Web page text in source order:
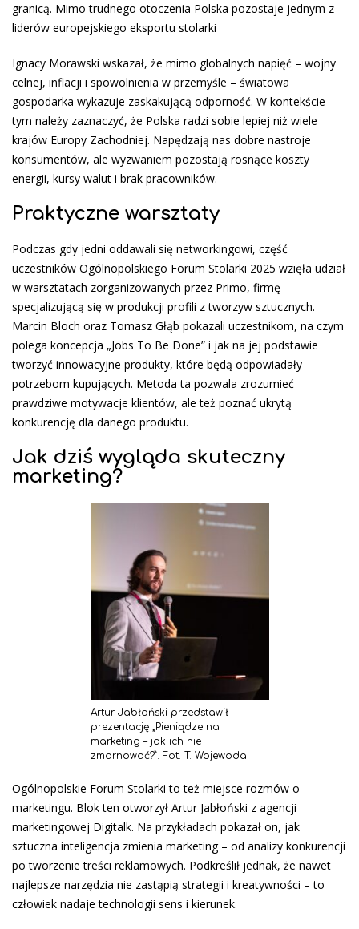
granicą. Mimo trudnego otoczenia Polska pozostaje jednym z
liderów europejskiego eksportu stolarki
Ignacy Morawski wskazał, że mimo globalnych napięć – wojny
celnej, inflacji i spowolnienia w przemyśle – światowa
gospodarka wykazuje zaskakującą odporność. W kontekście
tym należy zaznaczyć, że Polska radzi sobie lepiej niż wiele
krajów Europy Zachodniej. Napędzają nas dobre nastroje
konsumentów, ale wyzwaniem pozostają rosnące koszty
energii, kursy walut i brak pracowników.
Praktyczne warsztaty
Podczas gdy jedni oddawali się networkingowi, część
uczestników Ogólnopolskiego Forum Stolarki 2025 wzięła udział
w warsztatach zorganizowanych przez Primo, firmę
specjalizującą się w produkcji profili z tworzyw sztucznych.
Marcin Bloch oraz Tomasz Głąb pokazali uczestnikom, na czym
polega koncepcja „Jobs To Be Done” i jak na jej podstawie
tworzyć innowacyjne produkty, które będą odpowiadały
potrzebom kupujących. Metoda ta pozwala zrozumieć
prawdziwe motywacje klientów, ale też poznać ukrytą
konkurencję dla danego produktu.
Jak dziś wygląda skuteczny
marketing?
Artur Jabłoński przedstawił
prezentację „Pieniądze na
marketing – jak ich nie
zmarnować?”. Fot. T. Wojewoda
Ogólnopolskie Forum Stolarki to też miejsce rozmów o
marketingu. Blok ten otworzył Artur Jabłoński z agencji
marketingowej Digitalk. Na przykładach pokazał on, jak
sztuczna inteligencja zmienia marketing – od analizy konkurencji
po tworzenie treści reklamowych. Podkreślił jednak, że nawet
najlepsze narzędzia nie zastąpią strategii i kreatywności – to
człowiek nadaje technologii sens i kierunek.